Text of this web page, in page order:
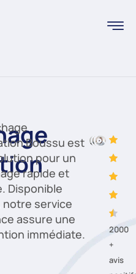
Boussu est
pour un
rapide et
Disponible
notre service
assure une
immédiate.
2000
+
avis